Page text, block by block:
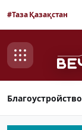
#Таза Қазақстан
Благоустройство